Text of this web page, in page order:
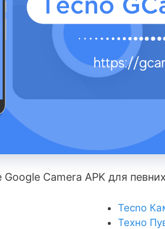
Google Camera APK для
Tecno
Техно